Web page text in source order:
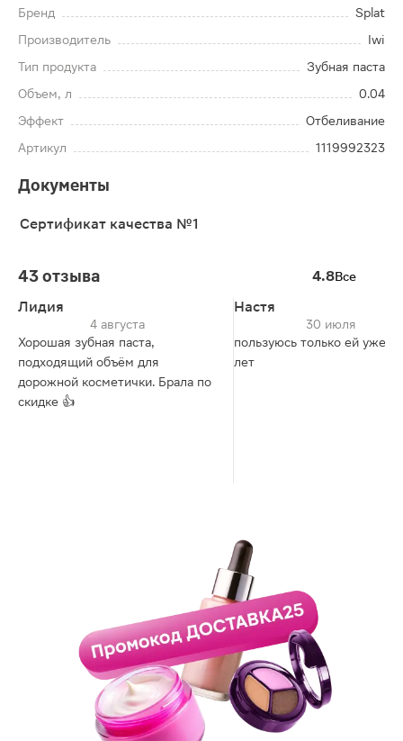
Бренд
Splat
Производитель
Iwi
Тип продукта
Зубная паста
Объем, л
0.04
Эффект
Отбеливание
Артикул
1119992323
Документы
Сертификат качества №1
43 отзыва 4.8Все
Лидия
4 августа
Хорошая зубная паста,
подходящий объём для
дорожной косметички. Брала по
скидке 👍
Настя
30 июля
пользуюсь только ей уже
лет